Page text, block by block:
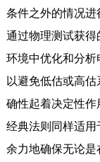
条件之外的情况进
通过物理测试获
环境中优化和分
以避免低估或高
确性起着决定性作
经典法则同样适
余力地确保无论